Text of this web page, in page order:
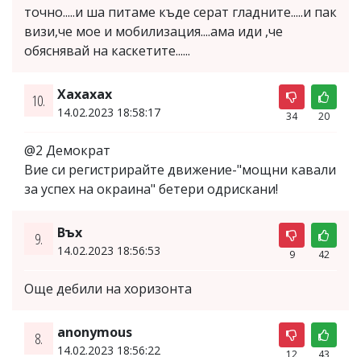
точно.....и ша питаме къде серат гладните.....и пак
визи,че мое и мобилизация....ама иди ,че
обяснявай на каскетите......
10. Хахахах
14.02.2023 18:58:17 34 20
@2 Демократ
Вие си регистрирайте движение-"мощни кавали
за успех на окраина" бетери одрискани!
9. Въх
14.02.2023 18:56:53 9 42
Още дебили на хоризонта
8. anonymous
14.02.2023 18:56:22 12 43